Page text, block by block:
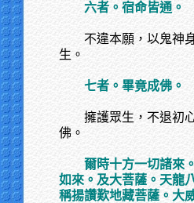
六者。宿命皆通。
不違本願，以鬼神
生。
七者。畢竟成佛。
擁護眾生，不退初
佛。
爾時十方一切諸來
如來。及大菩薩。天龍
稱揚讚歎地藏菩薩。大